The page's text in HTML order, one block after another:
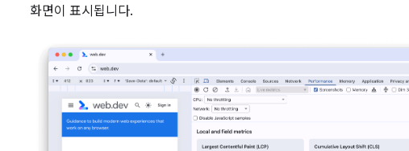
화면이 표시됩니다.